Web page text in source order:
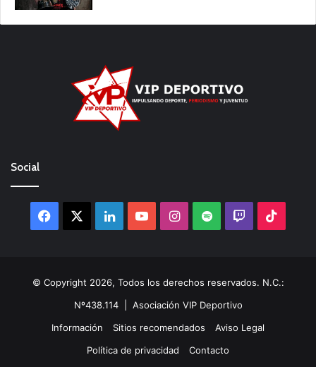
Social
Facebook LinkedInYouTubeInstagram
Spotify Twitch
© Copyright 2026, Todos los derechos reservados. N.C.:
Nº438.114 | Asociación VIP Deportivo
Información
Sitios recomendados
Aviso Legal
Política de privacidad
Contacto